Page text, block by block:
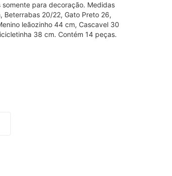
para decoração. Medidas
Beterrabas 20/22, Gato Preto 26,
leãozinho 44 cm, Cascavel 30
38 cm. Contém 14 peças.